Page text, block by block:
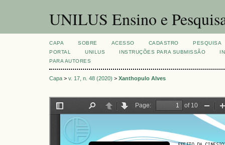
UNILUS Ensino e
CAPA SOBRE ACESSO CADASTRO
PESQUISA
PORTAL
UNILUS INSTRUÇÕES PARA SUBMISSÃO
PARA AUTORES
Capa > v. 17, n. 48 (2020) > Xanthopulo Alves